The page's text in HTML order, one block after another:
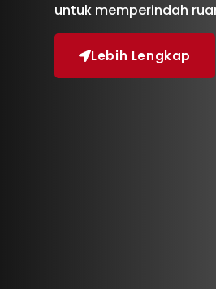
untuk memperindah
Lebih Lengkap